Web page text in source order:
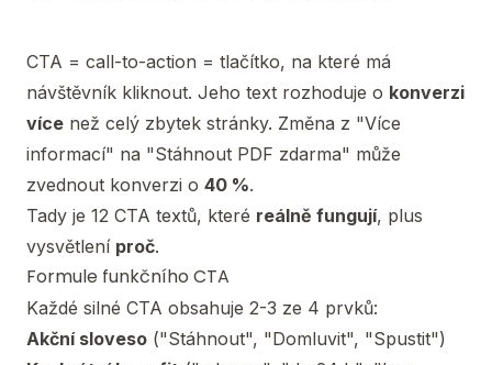
CTA = call-to-action = tlačítko, na které má
návštěvník kliknout. Jeho text rozhoduje o konverzi
více než celý zbytek stránky. Změna z "Více
informací" na "Stáhnout PDF zdarma" může
zvednout konverzi o 40 %.
Tady je 12 CTA textů, které reálně fungují, plus
vysvětlení proč.
Formule funkčního CTA
Každé silné CTA obsahuje 2-3 ze 4 prvků:
Akční sloveso ("Stáhnout", "Domluvit", "Spustit")